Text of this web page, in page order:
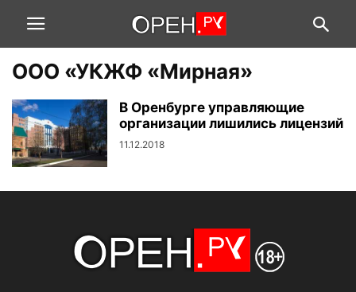
ООО «УКЖФ «Мирная»
В Оренбурге управляющие
организации лишились лицензий
11.12.2018